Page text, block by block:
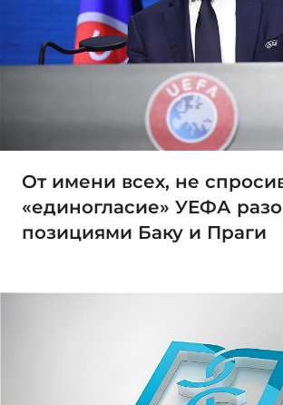
От имени всех, не
«единогласие» УЕФА
позициями Баку и Праги